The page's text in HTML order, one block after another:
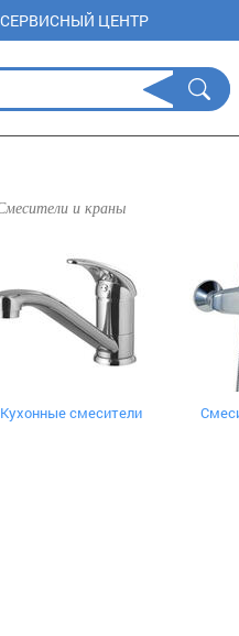
СЕРВИСНЫЙ ЦЕНТР
и краны
Кухонные смесители